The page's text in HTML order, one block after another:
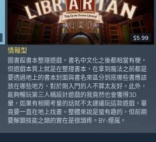
$5.99
情報型
圖書館書本整理遊戲。書名中文化之後都相當有梗，
但遊戲本質上就是在整理書本，在拿到魔法之前都是
要透過地上的書本封面與書名來區分到底哪些書應該
放在哪些地方，對於剛入門的人不算太友好。此外，
能夠暢玩第三人稱設計遊戲的我竟然也會獲得3D
暈，如果有相關考量的話就不太建議玩這款遊戲，畢
竟要一直在地上找書。整體來說是蠻有趣的，但前期
要解鎖技能之類的實在是很頭疼。BY-煙嵐。